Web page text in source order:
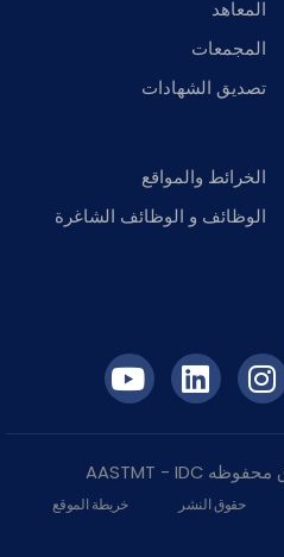
المعاهد
المجمعات
تصديق الشهادات
الخرائط والمواقع
الوظائف و الوظائف الشاغرة
IDC
- AASTMT
حقوق النشر خريطة الموقع